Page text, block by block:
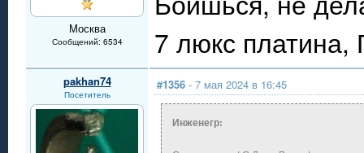
Москва
Сообщений: 6534
7 люкс
pakhan74
Посетитель
#1356 - 7 мая 2024 в 16:45
Инженегр: